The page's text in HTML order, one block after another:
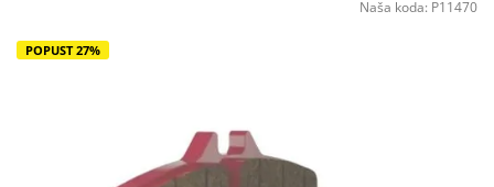
Naša koda: P11470
POPUST 27%